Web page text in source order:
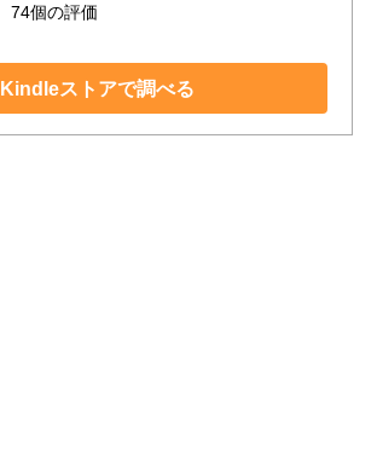
74個の評価
Kindleストアで調べる